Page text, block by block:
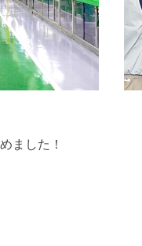
ました！